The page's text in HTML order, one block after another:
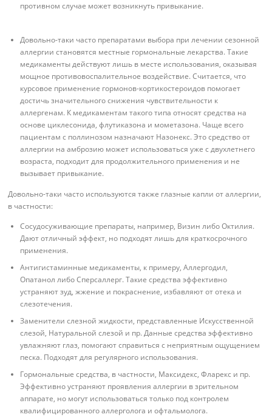
противном случае может возникнуть привыкание.
Довольно-таки часто препаратами выбора при лечении сезонной
аллергии становятся местные гормональные лекарства. Такие
медикаменты действуют лишь в месте использования, оказывая
мощное противовоспалительное воздействие. Считается, что
курсовое применение гормонов-кортикостероидов помогает
достичь значительного снижения чувствительности к
аллергенам. К медикаментам такого типа относят средства на
основе циклесонида, флутиказона и мометазона. Чаще всего
пациентам с поллинозом назначают Назонекс. Это средство от
аллергии на амброзию может использоваться уже с двухлетнего
возраста, подходит для продолжительного применения и не
вызывает привыкание.
Довольно-таки часто используются также глазные капли от аллергии,
в частности:
Сосудосуживающие препараты, например, Визин либо Октилия.
Дают отличный эффект, но подходят лишь для краткосрочного
применения.
Антигистаминные медикаменты, к примеру, Аллергодил,
Опатанол либо Сперсаллерг. Такие средства эффективно
устраняют зуд, жжение и покраснение, избавляют от отека и
слезотечения.
Заменители слезной жидкости, представленные Искусственной
слезой, Натуральной слезой и пр. Данные средства эффективно
увлажняют глаз, помогают справиться с неприятным ощущением
песка. Подходят для регулярного использования.
Гормональные средства, в частности, Максидекс, Фларекс и пр.
Эффективно устраняют проявления аллергии в зрительном
аппарате, но могут использоваться только под контролем
квалифицированного аллерголога и офтальмолога.